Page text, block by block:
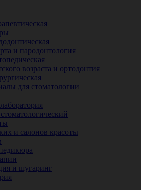
и пародонтология
возраста и ортодонтия
для стоматологии
и салонов красоты
и шугаринг